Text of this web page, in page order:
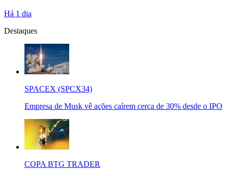
Há 1 dia
Destaques
SPACEX (SPCX34)
Empresa de Musk vê ações caírem cerca de 30% desde o IPO
COPA BTG TRADER